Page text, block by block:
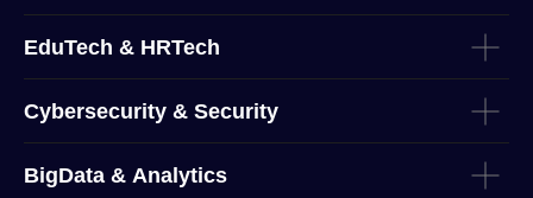
EduTech & HRTech
Cybersecurity & Security
BigData & Analytics